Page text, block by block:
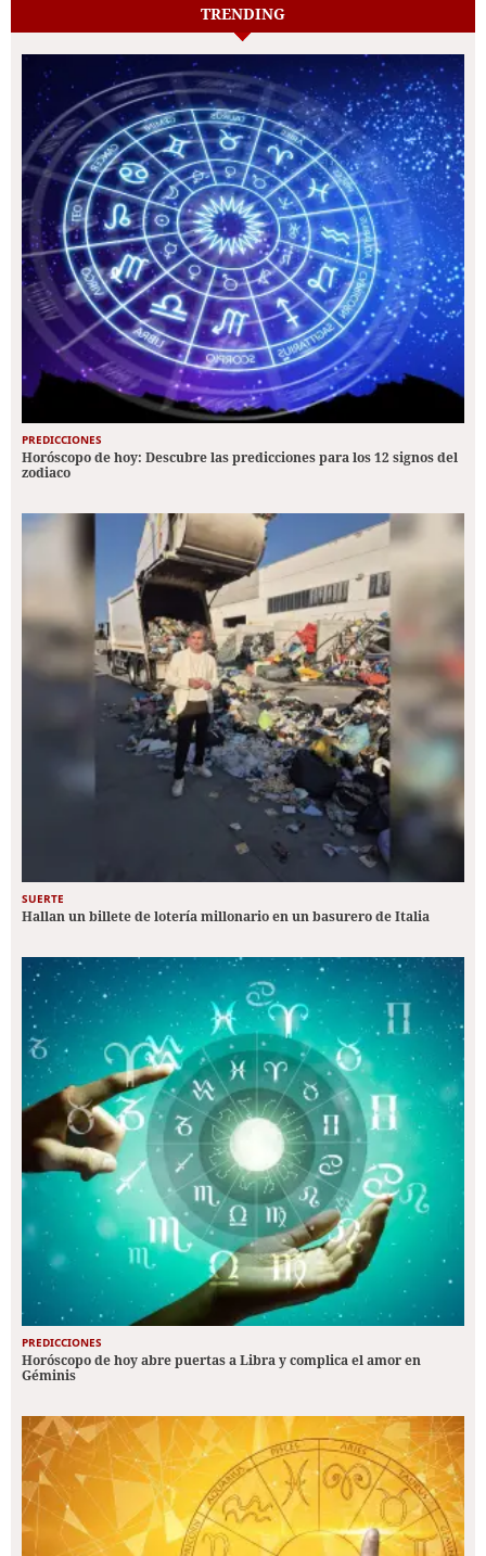
TRENDING
PREDICCIONES
Horóscopo de hoy: Descubre las predicciones para los 12 signos del
zodiaco
SUERTE
Hallan un billete de lotería millonario en un basurero de Italia
PREDICCIONES
Horóscopo de hoy abre puertas a Libra y complica el amor en
Géminis